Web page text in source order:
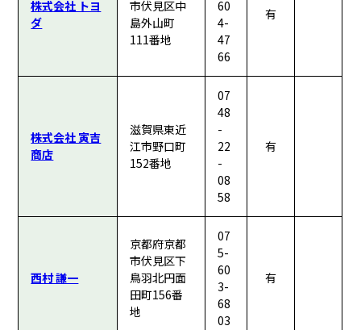
株式会社 トヨ
ダ
市伏見区中
島外山町
111番地
60
4-
47
66
有
株式会社 寅吉
商店
滋賀県東近
江市野口町
152番地
07
48
-
22
-
08
58
有
西村 謙一
京都府京都
市伏見区下
鳥羽北円面
田町156番
地
07
5-
60
3-
68
03
有